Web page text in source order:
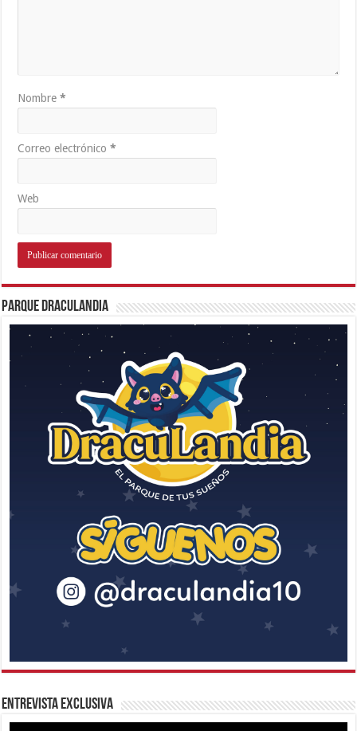
Nombre*
Correo electrónico*
Web
Parque Draculandia
Entrevista Exclusiva